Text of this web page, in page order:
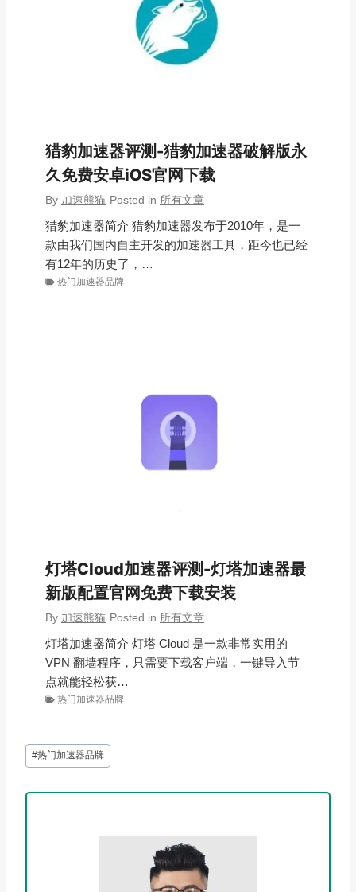
猎豹加速器评测-猎豹加速器破解版永
久免费安卓iOS官网下载
By 加速熊猫 Posted in 所有文章
猎豹加速器简介 猎豹加速器发布于2010年，是一
款由我们国内自主开发的加速器工具，距今也已经
有12年的历史了，…
热门加速器品牌
灯塔Cloud加速器评测-灯塔加速器最
新版配置官网免费下载安装
By 加速熊猫 Posted in 所有文章
灯塔加速器简介 灯塔 Cloud 是一款非常实用的
VPN 翻墙程序，只需要下载客户端，一键导入节
点就能轻松获…
热门加速器品牌
文
章
#热门加速器品牌